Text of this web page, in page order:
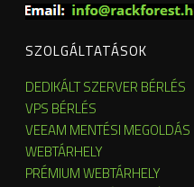
SZOLGÁLTATÁSOK
DEDIKÁLT SZERVER BÉRLÉS
VPS BÉRLÉS
VEEAM MENTÉSI MEGOLDÁS
WEBTÁRHELY
PRÉMIUM WEBTÁRHELY